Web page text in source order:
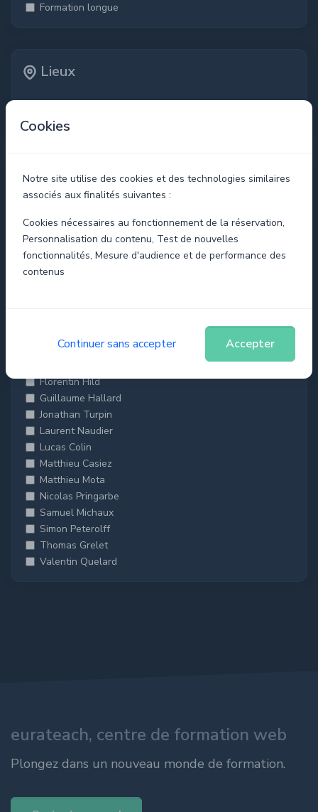
Cookies
Notre site utilise des cookies et des technologies similaires
associés aux finalités suivantes :
Cookies nécessaires au fonctionnement de la réservation,
Personnalisation du contenu, Test de nouvelles
fonctionnalités, Mesure d'audience et de performance des
contenus
Continuer sans accepter Accepter
Formation longue
Lieux
Présentiel
Formateurs
Anne-Laure Becquart
Anthony Lecas
Antoine Ducassou
Antoine Thomas
Damien Chweudura
Florentin Hild
Guillaume Hallard
Jonathan Turpin
Laurent Naudier
Lucas Colin
Matthieu Casiez
Matthieu Mota
Nicolas Pringarbe
Samuel Michaux
Simon Peterolff
Thomas Grelet
Valentin Quelard
eurateach, centre de formation web
Plongez dans un nouveau monde de formation.